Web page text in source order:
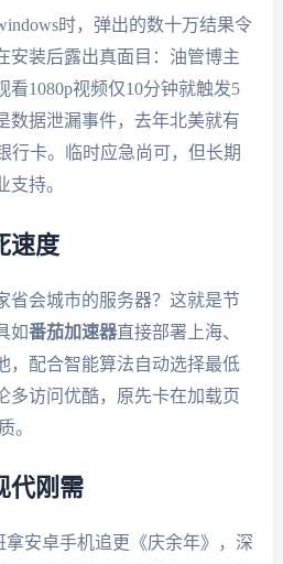
时，弹出的数十万结果令
安装后露出真面目：油管博主
看1080p视频仅10分钟就触发5
数据泄漏事件，去年北美就有
行卡。临时应急尚可，但长期
持。
速度
省会城市的服务器？这就是节
如番茄加速器直接部署上海、
，配合智能算法自动选择最低
多访问优酷，原先卡在加载页
。
代刚需
拿安卓手机追更《庆余年》，深